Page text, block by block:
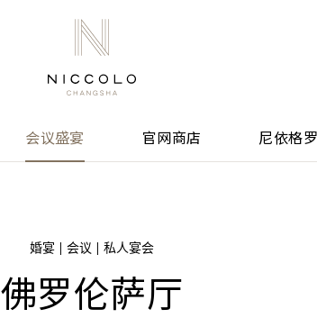
会议盛宴 官网商店 尼依格
婚宴 | 会议 | 私人宴会
佛罗伦萨厅